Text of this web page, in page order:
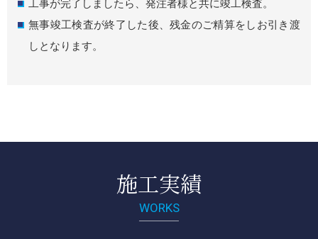
工事が完了しましたら、発注者様と共に竣工検査。
無事竣工検査が終了した後、残金のご精算をしお引き渡
しとなります。
施工実績
WORKS